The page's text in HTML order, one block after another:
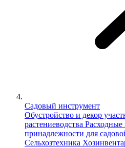
Садовый инструмент
Обустройство и декор
растениеводства Расходные
принадлежности для
Сельхозтехника